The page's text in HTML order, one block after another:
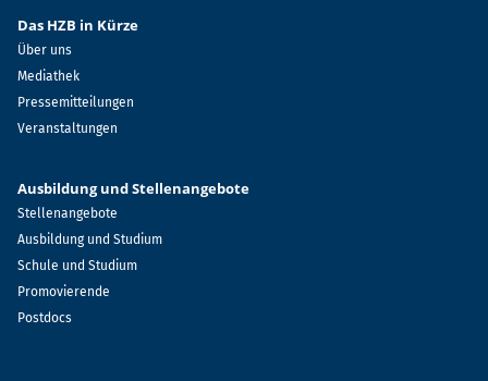
Das HZB in Kürze
Über uns
Mediathek
Pressemitteilungen
Veranstaltungen
Ausbildung und Stellenangebote
Stellenangebote
Ausbildung und Studium
Schule und Studium
Promovierende
Postdocs